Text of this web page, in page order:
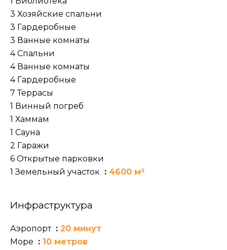
3 Хозяйские спальни
3 Гардеробные
3 Ванные комнаты
4 Спальни
4 Ванные комнаты
4 Гардеробные
7 Террасы
1 Винный погреб
1 Хаммам
1 Сауна
2 Гаражи
6 Открытые парковки
1 Земельный участок
4600 м²
Инфраструктура
Аэропорт
20 минут
Море
10 метров